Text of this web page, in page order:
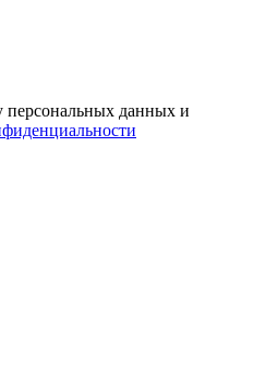
персональных данных и